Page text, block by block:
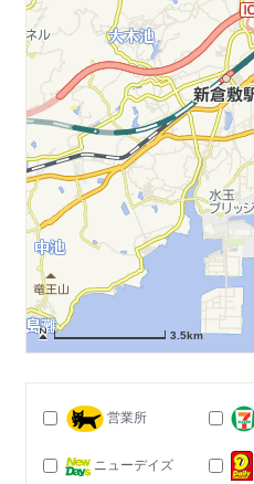
3.5km
営業所
ニューデイズ